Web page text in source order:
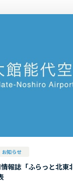
お知らせ
報誌「ふらっと北東